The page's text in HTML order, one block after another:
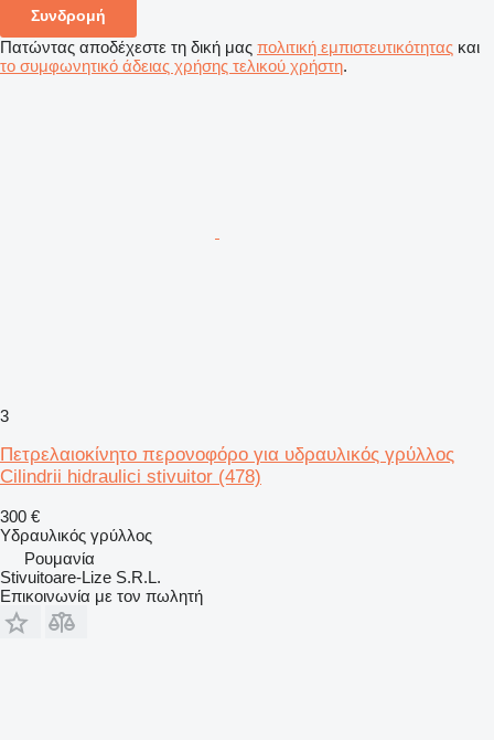
Συνδρομή
Πατώντας αποδέχεστε τη δική μας πολιτική εμπιστευτικότητας και
το συμφωνητικό άδειας χρήσης τελικού χρήστη.
3
Πετρελαιοκίνητο περονοφόρο για υδραυλικός γρύλλος
Cilindrii hidraulici stivuitor (478)
300 €
Υδραυλικός γρύλλος
Ρουμανία
Stivuitoare-Lize S.R.L.
Επικοινωνία με τον πωλητή